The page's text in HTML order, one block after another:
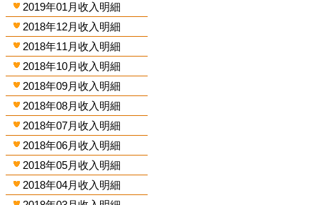
2019年01月收入明細
2018年12月收入明細
2018年11月收入明細
2018年10月收入明細
2018年09月收入明細
2018年08月收入明細
2018年07月收入明細
2018年06月收入明細
2018年05月收入明細
2018年04月收入明細